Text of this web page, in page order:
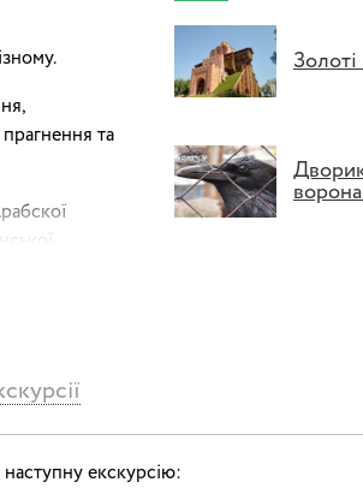
та
екскурсію: